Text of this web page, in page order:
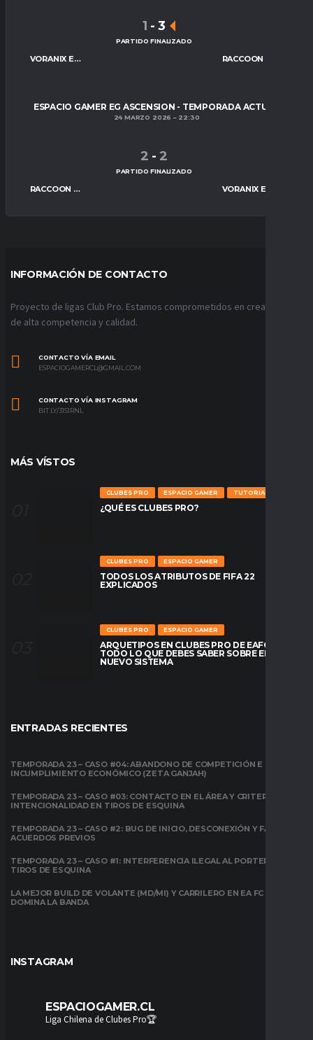
VORANIX ESPORTS
1 - 3
PARTIDO FINALIZADO
ESPACIO GAMER EG ASCENSION - TEMPORADA ACTUAL
24 MARZO 2026 22:30
RACCOON REAPERS ESPORTS
2 - 2
PARTIDO FINALIZADO
INFORMACIÓN DE CONTACTO
Proyecto de ligas Club Pro. Estamos comprometidos en crear ligas
de alta competencia y calidad.
CONTACTO VÍA EMAIL
ESPACIOGAMERCL@GMAIL.COM
CONTACTO VÍA INSTAGRAM
BIT.LY/31S1RNL
MÁS VÍSTOS
CLUBES PRO ESPACIO GAMER TUTORIALES
¿QUÉ ES CLUBES PRO?
CLUBES PRO ESPACIO GAMER
TODOS LOS ATRIBUTOS DE FIFA 22
EXPLICADOS
CLUBES PRO ESPACIO GAMER
ARQUETIPOS EN CLUBES PRO DE EAFC26:
TODO LO QUE DEBES SABER SOBRE EL
NUEVO SISTEMA
ENTRADAS RECIENTES
TEMPORADA 23 – CASO #04: ABANDONO DE COMPETICIÓN E
INCUMPLIMIENTO ECONÓMICO (ZETA GANJAH)
TEMPORADA 23 – CASO #03: CONTACTO EN EL ÁREA Y CRITERIO DE
INTENCIONALIDAD EN TIROS DE ESQUINA
TEMPORADA 23 – CASO #2: BUG DE INICIO, DESCONEXIÓN Y FALTA DE
ACUERDOS PREVIOS
TEMPORADA 23 – CASO #1: INTERFERENCIA ILEGAL AL PORTERO EN
TIROS DE ESQUINA
LA MEJOR BUILD DE VOLANTE (MD/MI) Y CARRILERO EN EA FC 26:
DOMINA LA BANDA
INSTAGRAM
ESPACIOGAMER.CL
Liga Chilena de Clubes Pro🏆